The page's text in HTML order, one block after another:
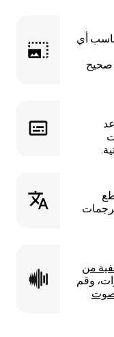
أي
صحيح
لترجمات
من
وقم